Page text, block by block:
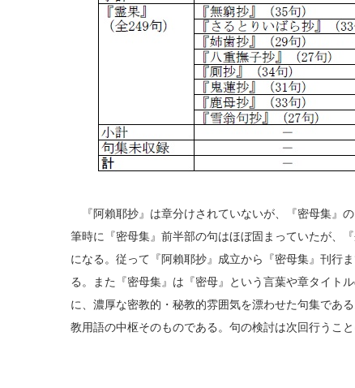
『阿賴耶抄』は章分けされていないが、『密母集』
筆時に『密母集』前半部の句はほぼ固まっていたが、
になる。従って『阿賴耶抄』成立から『密母集』刊行
る。また『密母集』は『密母』という言葉や章タイト
に、濃厚な密教的・秘教的雰囲気を漂わせた句集であ
教用語の中枢そのものである。句の検討は次回行うこ